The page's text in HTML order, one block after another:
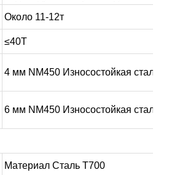
Около 11-12т
≤40T
4 мм NM450 Износостойкая сталь
6 мм NM450 Износостойкая сталь
Материал Сталь T700